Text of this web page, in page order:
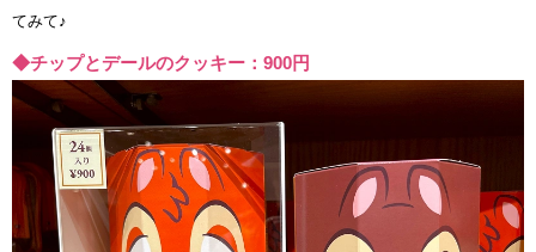
てみて♪
◆チップとデールのクッキー：900円